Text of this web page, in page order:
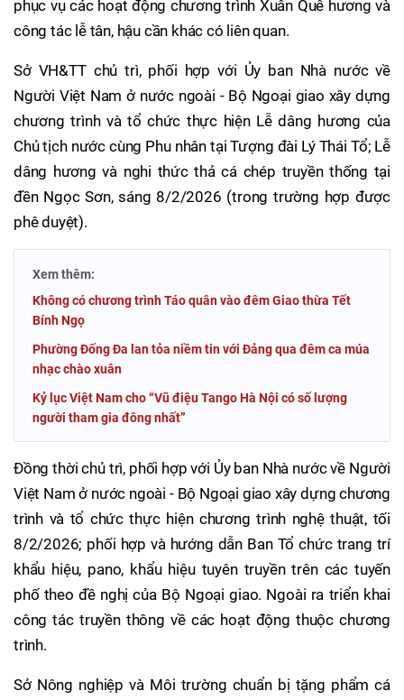
phục vụ các hoạt động chương trình Xuân Quê hương và
công tác lễ tân, hậu cần khác có liên quan.
Sở VH&TT chủ trì, phối hợp với Ủy ban Nhà nước về
Người Việt Nam ở nước ngoài - Bộ Ngoại giao xây dựng
chương trình và tổ chức thực hiện Lễ dâng hương của
Chủ tịch nước cùng Phu nhân tại Tượng đài Lý Thái Tổ; Lễ
dâng hương và nghi thức thả cá chép truyền thống tại
đền Ngọc Sơn, sáng 8/2/2026 (trong trường hợp được
phê duyệt).
Xem thêm:
Không có chương trình Táo quân vào đêm Giao thừa Tết
Bính Ngọ
Phường Đống Đa lan tỏa niềm tin với Đảng qua đêm ca múa
nhạc chào xuân
Kỷ lục Việt Nam cho “Vũ điệu Tango Hà Nội có số lượng
người tham gia đông nhất”
Đồng thời chủ trì, phối hợp với Ủy ban Nhà nước về Người
Việt Nam ở nước ngoài - Bộ Ngoại giao xây dựng chương
trình và tổ chức thực hiện chương trình nghệ thuật, tối
8/2/2026; phối hợp và hướng dẫn Ban Tổ chức trang trí
khẩu hiệu, pano, khẩu hiệu tuyên truyền trên các tuyến
phố theo đề nghị của Bộ Ngoại giao. Ngoài ra triển khai
công tác truyền thông về các hoạt động thuộc chương
trình.
Sở Nông nghiệp và Môi trường chuẩn bị tặng phẩm cá